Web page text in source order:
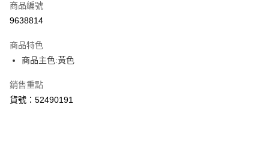
LINE Pay
街口支付
悠遊付
Google Pay
商品編號
9638814
商品特色
商品主色:黃色
銷售重點
貨號：52490191